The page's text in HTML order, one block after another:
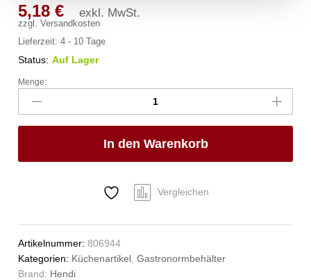
5,18€ exkl. MwSt.
zzgl.Versandkosten
Lieferzeit:4 - 10 Tage
Status: Auf Lager
Gastronorm-
Deckel
mit
Löffelaussparung,
Kitchen
325x176mm
Anzahl
Menge:
In den Warenkorb
Vergleichen
Artikelnummer:806944
Kategorien: Küchenartikel ,Gastronormbehälter
Brand: Hendi